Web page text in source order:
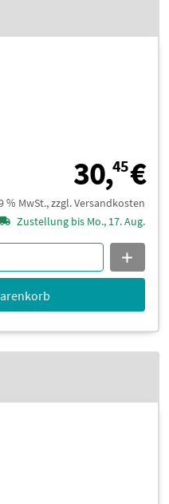
30,45€
% MwSt., zzgl. Versandkosten
Zustellung bis Mo., 17. Aug.